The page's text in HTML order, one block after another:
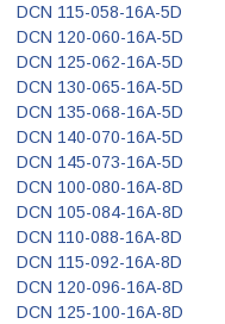
DCN 115-058-16A-5D
DCN 120-060-16A-5D
DCN 125-062-16A-5D
DCN 130-065-16A-5D
DCN 135-068-16A-5D
DCN 140-070-16A-5D
DCN 145-073-16A-5D
DCN 100-080-16A-8D
DCN 105-084-16A-8D
DCN 110-088-16A-8D
DCN 115-092-16A-8D
DCN 120-096-16A-8D
DCN 125-100-16A-8D